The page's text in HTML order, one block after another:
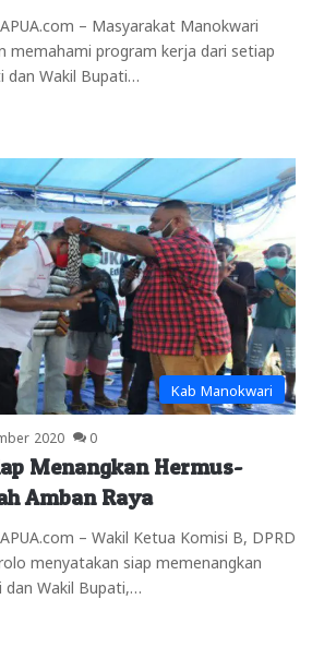
– Masyarakat Manokwari
memahami program kerja dari setiap
dan Wakil Bupati…
Kab Manokwari
2020 0
Menangkan Hermus-
Amban Raya
– Wakil Ketua Komisi B, DPRD
menyatakan siap memenangkan
Wakil Bupati,…